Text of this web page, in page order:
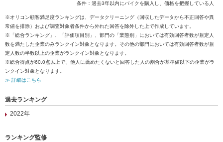
条件：過去3年以内にバイクを購入し、価格を把握している人
※オリコン顧客満足度ランキングは、データクリーニング（回収したデータから不正回答や異
常値を排除）および調査対象者条件から外れた回答を除外した上で作成しています。
※「総合ランキング」、「評価項目別」、部門の「業態別」においては有効回答者数が規定人
数を満たした企業のみランクイン対象となります。その他の部門においては有効回答者数が規
定人数の半数以上の企業がランクイン対象となります。
※総合得点が60.0点以上で、他人に薦めたくないと回答した人の割合が基準値以下の企業がラ
ンクイン対象となります。
≫ 詳細はこちら
過去ランキング
2022年
ランキング監修